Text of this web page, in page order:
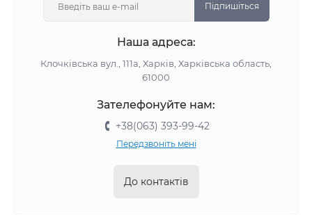
Підпишіться
Наша адреса:
Клочківська вул., 111а, Харків, Харківська область,
61000
Зателефонуйте нам:
+38(063) 393-99-42
Передзвоніть мені
До контактів